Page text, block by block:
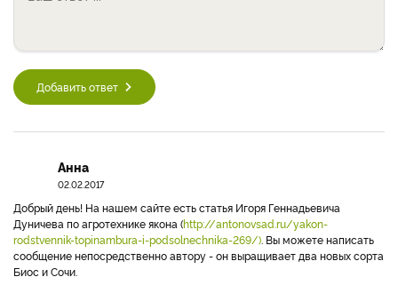
Добавить ответ
Анна
02.02.2017
Добрый день! На нашем сайте есть статья Игоря Геннадьевича
Дуничева по агротехнике якона (http://antonovsad.ru/yakon-
rodstvennik-topinambura-i-podsolnechnika-269/) . Вы можете написать
сообщение непосредственно автору - он выращивает два новых сорта
Биос и Сочи.